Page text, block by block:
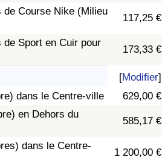
de Course Nike (Milieu
117,25 €
de Sport en Cuir pour
173,33 €
[Modifier]
dans le Centre-ville
629,00 €
en Dehors du
585,17 €
dans le Centre-
1 200,00 €